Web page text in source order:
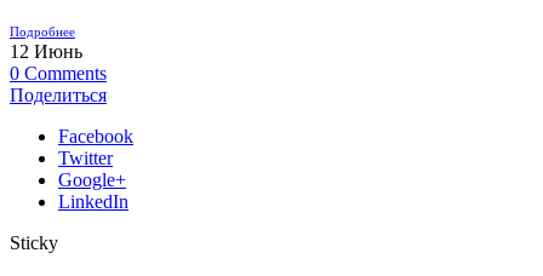
Подробнее
12 Июнь
0 Comments
Поделиться
Facebook
Twitter
Google+
LinkedIn
Sticky